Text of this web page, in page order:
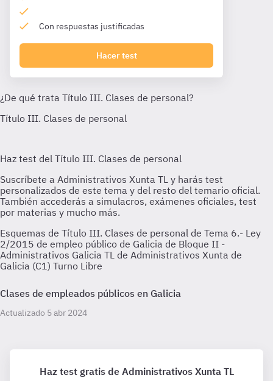
Con respuestas justificadas
Hacer test
Esquemas de Título III. Clases de personal de Tema 6.- Ley
2/2015 de empleo público de Galicia de Bloque II -
Administrativos Galicia TL de Administrativos Xunta de
Galicia (C1) Turno Libre
Clases de empleados públicos en Galicia
Actualizado 5 abr 2024
Haz test gratis de Administrativos Xunta TL